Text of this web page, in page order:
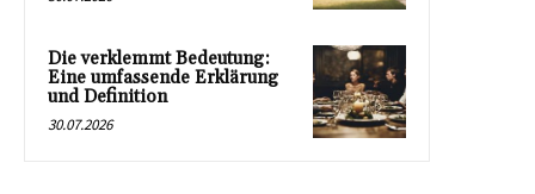
Die verklemmt Bedeutung:
Eine umfassende Erklärung
und Definition
30.07.2026